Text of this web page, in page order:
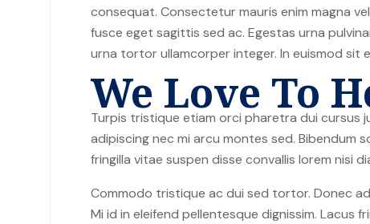
consequat. Consectetur mauris enim magna
fusce eget sagittis sed ac. Egestas urna
urna tortor ullamcorper integer. In euismod sit
We Love To
Turpis tristique etiam orci pharetra dui cursus
adipiscing nec mi arcu montes sed. Bibendum
fringilla vitae suspen disse convallis lorem nisi
Commodo tristique ac dui sed tortor. Donec
Mi id in eleifend pellentesque dignissim. Lacus